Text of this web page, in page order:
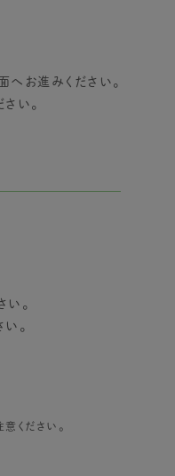
お進みください。
い。
。
。
ください。